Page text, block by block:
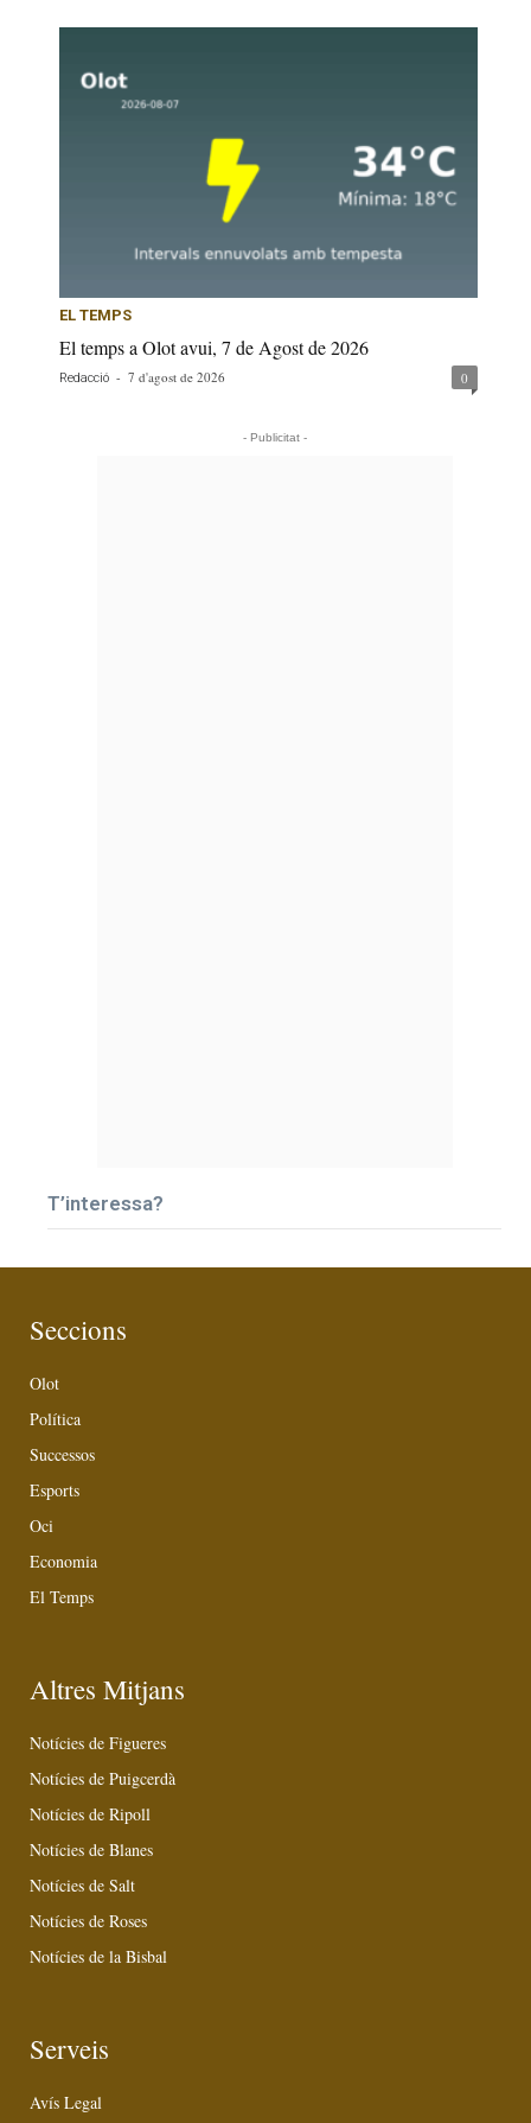
EL TEMPS
El temps a Olot avui, 7 de Agost de 2026
Redacció - 7 d'agost de 2026 0
- Publicitat -
T’interessa?
Seccions
Olot
Política
Successos
Esports
Oci
Economia
El Temps
Altres Mitjans
Notícies de Figueres
Notícies de Puigcerdà
Notícies de Ripoll
Notícies de Blanes
Notícies de Salt
Notícies de Roses
Notícies de la Bisbal
Serveis
Avís Legal